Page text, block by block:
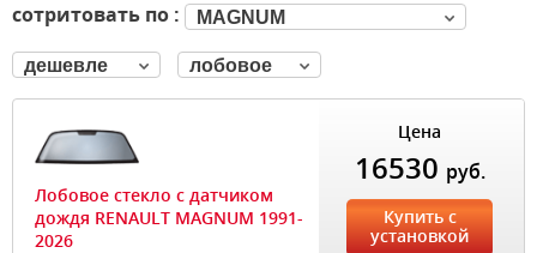
сотритовать по : MAGNUM
дешевле лобовое
Лобовое стекло с датчиком
дождя RENAULT MAGNUM 1991-
2026
Цена
16530 руб.
Купить с
установкой